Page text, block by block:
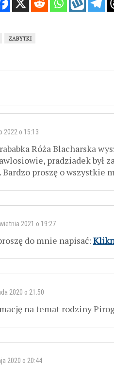
ZABYTKI
2022 o 15:13
Róża Blacharska
pradziadek był
proszę o wszystkie
2021 o 19:27
do mnie napisać:
2020 o 21:50
na temat rodziny
2020 o 20:44